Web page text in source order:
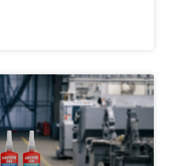
renovável localmente.